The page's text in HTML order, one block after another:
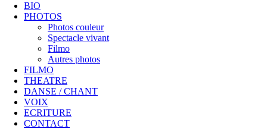
BIO
PHOTOS
Photos couleur
Spectacle vivant
Filmo
Autres photos
FILMO
THEATRE
DANSE / CHANT
VOIX
ECRITURE
CONTACT